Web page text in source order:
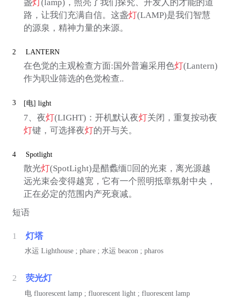
盏灯(lamp)，照亮了我们探究、开发人的才能的道
路，让我们充满自信。这盏灯(LAMP)是我们智慧
的源泉，精神力量的来源。
2 LANTERN
在色觉的主观检查方面:国外普遍采用色灯(Lantern)
作为职业筛选的色觉检查..
3 [电] light
7、夜灯(LIGHT)：开机默认夜灯关闭，重复按动夜
灯键，可选择夜灯的开与关。
4 Spotlight
散光灯(SpotLight)是醋蠡缅回的光束，离光源越
远光束会变得越宽，它有一个照明抵章氛射中央，
正在必定的范围内产死衰减。
短语
1 灯塔
水运 Lighthouse ; phare ; 水运 beacon ; pharos
2 荧光灯
电 fluorescent lamp ; fluorescent light ; fluorescent lamp